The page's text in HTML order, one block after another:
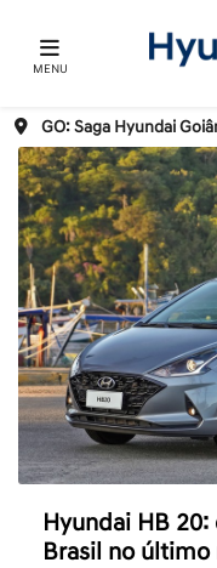
MENU
GO: Saga Hyundai
Hyundai HB
Brasil no último